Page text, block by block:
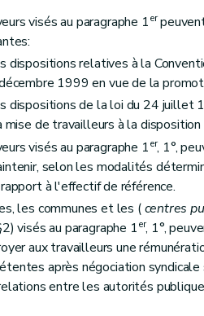
visés au paragraphe 1er
dispositions relatives à la
1999 en vue de la
dispositions de la loi du 24 juillet
mise de travailleurs à la
visés au paragraphe 1er, 1°,
selon les modalités
à l'effectif de référence.
les communes et les (centres
visés au paragraphe 1er, 1°,
aux travailleurs une
après négociation
entre les autorités